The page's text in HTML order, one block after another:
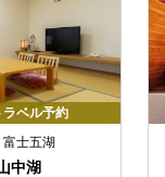
ベル予約
富士五湖
中湖